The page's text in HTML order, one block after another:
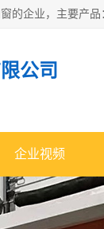
公司
企业视频